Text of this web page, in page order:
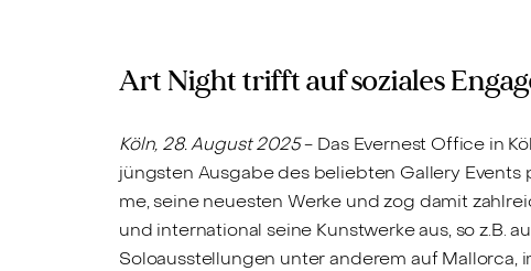
Art Night trifft auf soziales
Köln, 28. August 2025- Das Evernest Office in
jüngsten Ausgabe des beliebten Gallery
me, seine neuesten Werke und zog damit
und international seine Kunstwerke aus, so z.B.
Soloausstellungen unter anderem auf Mallorca,